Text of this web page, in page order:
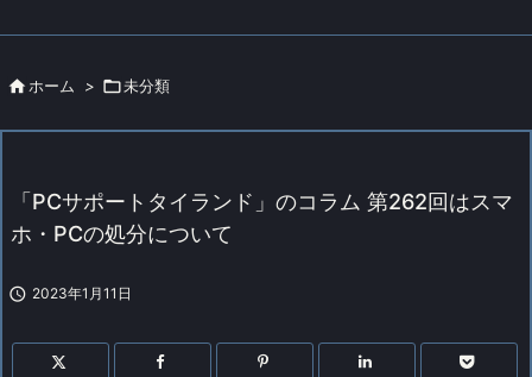

 ホーム > 未分類
「PCサポートタイランド」のコラム 第262回はスマ
ホ・PCの処分について
 2023年1月11日